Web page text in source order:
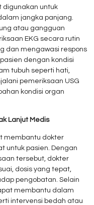
digunakan untuk
jangka panjang.
atau gangguan
EKG secara rutin
dan mengawasi respons
dengan kondisi
tubuh seperti hati,
pemeriksaan USG
kondisi organ
Lanjut Medis
membantu dokter
untuk pasien. Dengan
tersebut, dokter
dosis yang tepat,
pengobatan. Selain
membantu dalam
intervensi bedah atau